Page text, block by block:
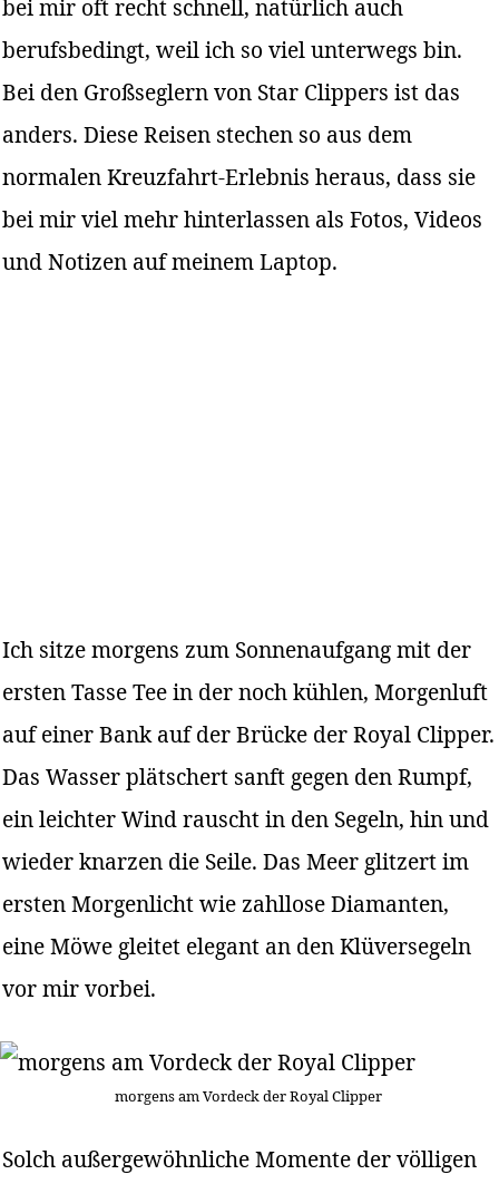
bei mir oft recht schnell, natürlich auch
berufsbedingt, weil ich so viel unterwegs bin.
Bei den Großseglern von Star Clippers ist das
anders. Diese Reisen stechen so aus dem
normalen Kreuzfahrt-Erlebnis heraus, dass sie
bei mir viel mehr hinterlassen als Fotos, Videos
und Notizen auf meinem Laptop.
Ich sitze morgens zum Sonnenaufgang mit der
ersten Tasse Tee in der noch kühlen, Morgenluft
auf einer Bank auf der Brücke der Royal Clipper.
Das Wasser plätschert sanft gegen den Rumpf,
ein leichter Wind rauscht in den Segeln, hin und
wieder knarzen die Seile. Das Meer glitzert im
ersten Morgenlicht wie zahllose Diamanten,
eine Möwe gleitet elegant an den Klüversegeln
vor mir vorbei.
morgens am Vordeck der Royal Clipper
Solch außergewöhnliche Momente der völligen